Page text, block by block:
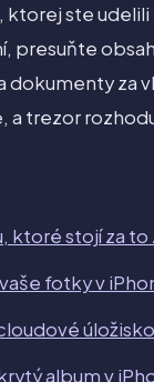
ktorej ste
presuňte
za
a trezor
ktoré stojí za
fotky v
album v